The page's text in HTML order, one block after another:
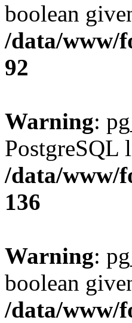
boolean
/data/www/
92
Warning:
PostgreSQL
/data/www/
136
Warning:
boolean
/data/www/